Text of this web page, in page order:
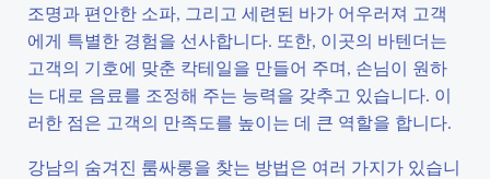
조명과 편안한 소파, 그리고 세련된 바가 어우러져 고객
에게 특별한 경험을 선사합니다. 또한, 이곳의 바텐더는
고객의 기호에 맞춘 칵테일을 만들어 주며, 손님이 원하
는 대로 음료를 조정해 주는 능력을 갖추고 있습니다. 이
러한 점은 고객의 만족도를 높이는 데 큰 역할을 합니다.
강남의 숨겨진 룸싸롱을 찾는 방법은 여러 가지가 있습니